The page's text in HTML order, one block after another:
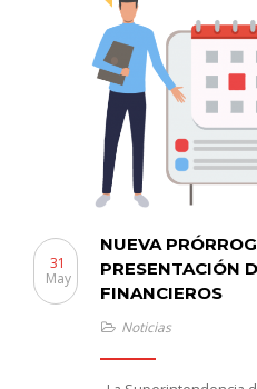
NUEVA
PRESENTACIÓN
FINANCIEROS
31
May
Noticias